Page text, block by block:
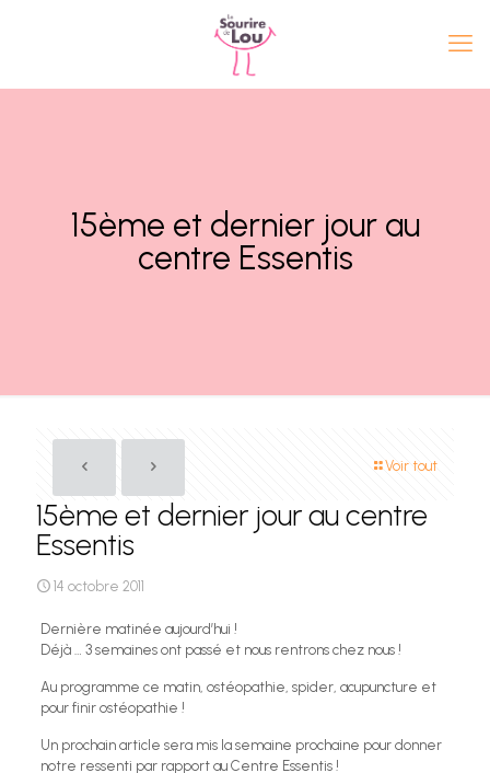
15ème et dernier jour au
centre Essentis
Voir tout
15ème et dernier jour au centre
Essentis
14 octobre 2011
Dernière matinée aujourd’hui !
Déjà … 3 semaines ont passé et nous rentrons chez nous !
Au programme ce matin, ostéopathie, spider, acupuncture et
pour finir ostéopathie !
Un prochain article sera mis la semaine prochaine pour donner
notre ressenti par rapport au Centre Essentis !